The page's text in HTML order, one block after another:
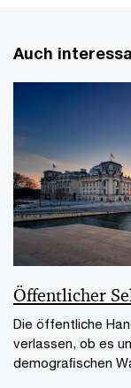
Auch
Öffentlicher
Die öffentliche
verlassen, ob es
demograﬁschen